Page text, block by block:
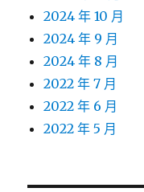
2024 年 10 月
2024 年 9 月
2024 年 8 月
2022 年 7 月
2022 年 6 月
2022 年 5 月